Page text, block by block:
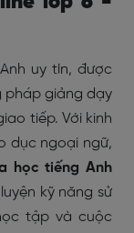
uy tín, được
pháp giảng dạy
tiếp. Với kinh
dục ngoại ngữ,
học tiếng Anh
kỹ năng sử
tập và cuộc